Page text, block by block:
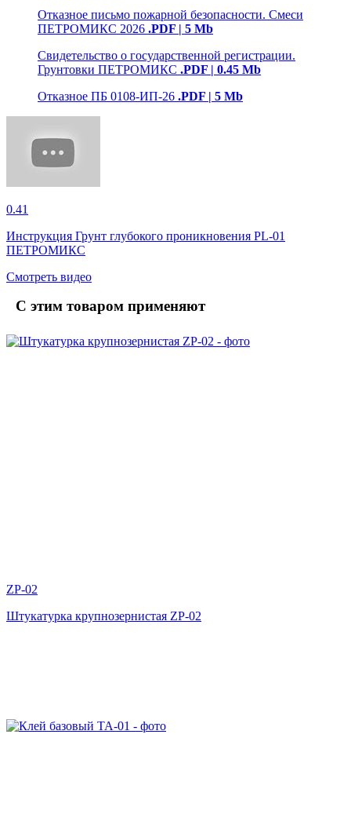
Отказное письмо пожарной безопасности. Смеси
ПЕТРОМИКС 2026 .PDF | 5 Mb
Свидетельство о государственной регистрации.
Грунтовки ПЕТРОМИКС .PDF | 0.45 Mb
Отказное ПБ 0108-ИП-26 .PDF | 5 Mb
0.41
Инструкция Грунт глубокого проникновения PL-01
ПЕТРОМИКС
Смотреть видео
С этим товаром применяют
ZP-02
Штукатурка крупнозернистая ZP-02